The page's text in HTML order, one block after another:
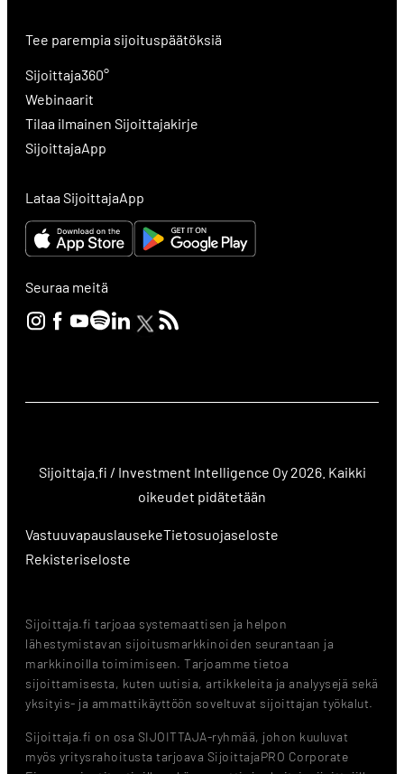
Tee parempia sijoituspäätöksiä
Sijoittaja360°
Webinaarit
Tilaa ilmainen Sijoittajakirje
SijoittajaApp
Lataa SijoittajaApp
Seuraa meitä
Sijoittaja.fi / Investment Intelligence Oy 2026. Kaikki
oikeudet pidätetään
VastuuvapauslausekeTietosuojaseloste
Rekisteriseloste
Sijoittaja.fi tarjoaa systemaattisen ja helpon
lähestymistavan sijoitusmarkkinoiden seurantaan ja
markkinoilla toimimiseen. Tarjoamme tietoa
sijoittamisesta, kuten uutisia, artikkeleita ja analyysejä sekä
yksityis- ja ammattikäyttöön soveltuvat sijoittajan työkalut.
Sijoittaja.fi on osa SIJOITTAJA-ryhmää, johon kuuluvat
myös yritysrahoitusta tarjoava SijoittajaPRO Corporate